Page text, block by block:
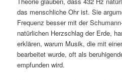
das menschliche Ohr ist. Sie
Frequenz besser mit der
natürlichen Herzschlag der Erde,
erklären, warum Musik, die mit
bearbeitet wurde, oft als
empfunden wird.